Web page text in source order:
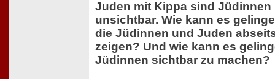
Juden mit Kippa sind Jüdinnen
unsichtbar. Wie kann es
die Jüdinnen und Juden
zeigen? Und wie kann es
Jüdinnen sichtbar zu machen?